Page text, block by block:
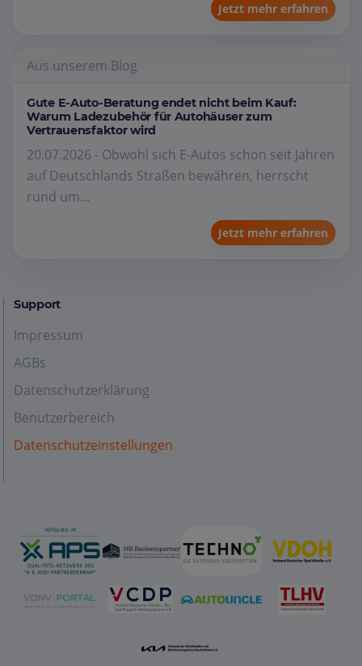
Jetzt mehr erfahren
Aus unserem Blog
Gute E-Auto-Beratung endet nicht beim Kauf:
Warum Ladezubehör für Autohäuser zum
Vertrauensfaktor wird
20.07.2026 - Obwohl sich E-Autos schon seit Jahren
auf Deutschlands Straßen bewähren, herrscht
rund um...
Jetzt mehr erfahren
Support
Impressum
AGBs
Datenschutzerklärung
Benutzerbereich
Datenschutzeinstellungen